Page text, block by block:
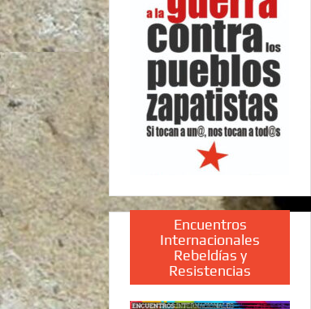
Encuentros
Internacionales
Rebeldías y
Resistencias